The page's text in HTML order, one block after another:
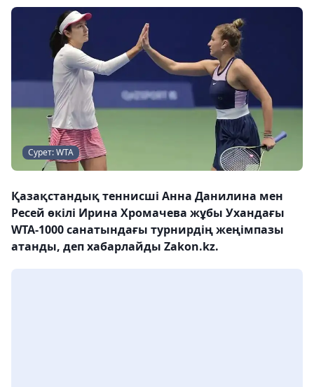
Сурет: WTA
Қазақстандық теннисші Анна Данилина мен
Ресей өкілі Ирина Хромачева жұбы Ухандағы
WTA-1000 санатындағы турнирдің жеңімпазы
атанды, деп хабарлайды Zakon.kz.